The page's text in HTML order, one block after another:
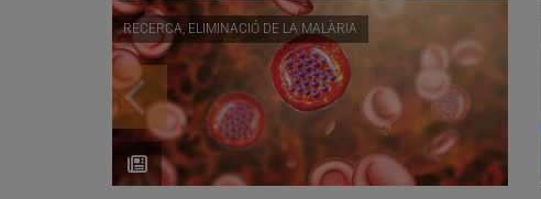
RECERCA, ELIMINACIÓ DE LA MALÀRIA